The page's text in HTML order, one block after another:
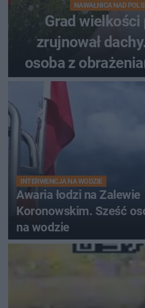
NAWAŁNICA NAD
Grad wielkości
zrujnował
osoba z
do
INTERWENCJA NA WODZIE
Awaria łodzi na Zalewie
Koronowskim. Sześć
na wodzie